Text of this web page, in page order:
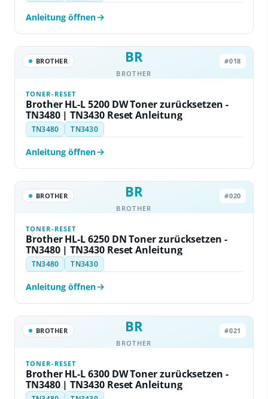
Anleitung öffnen
BR
BROTHER
BROTHER #018
TONER-RESET
Brother HL-L 5200 DW Toner zurücksetzen -
TN3480 | TN3430 Reset Anleitung
TN3480 TN3430
Anleitung öffnen
BR
BROTHER
BROTHER #020
TONER-RESET
Brother HL-L 6250 DN Toner zurücksetzen -
TN3480 | TN3430 Reset Anleitung
TN3480 TN3430
Anleitung öffnen
BR
BROTHER
BROTHER #021
TONER-RESET
Brother HL-L 6300 DW Toner zurücksetzen -
TN3480 | TN3430 Reset Anleitung